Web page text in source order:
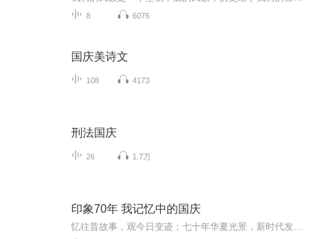
8 6076
国庆美诗文
108 4173
刑法国庆
26 1.7万
印象70年 我记忆中的国庆